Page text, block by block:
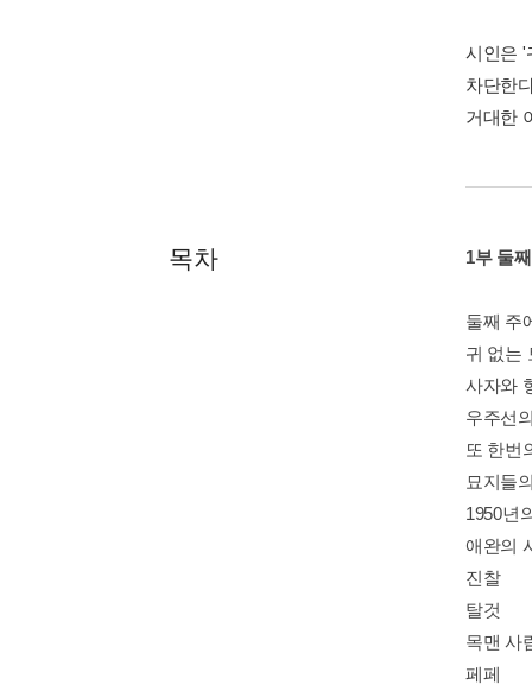
시인은 '
차단한
거대한
목차 1부 둘
둘째 주
귀 없는
사자와
우주선
또 한번
묘지들
1950년
애완의
진찰
탈것
목맨 사
페페